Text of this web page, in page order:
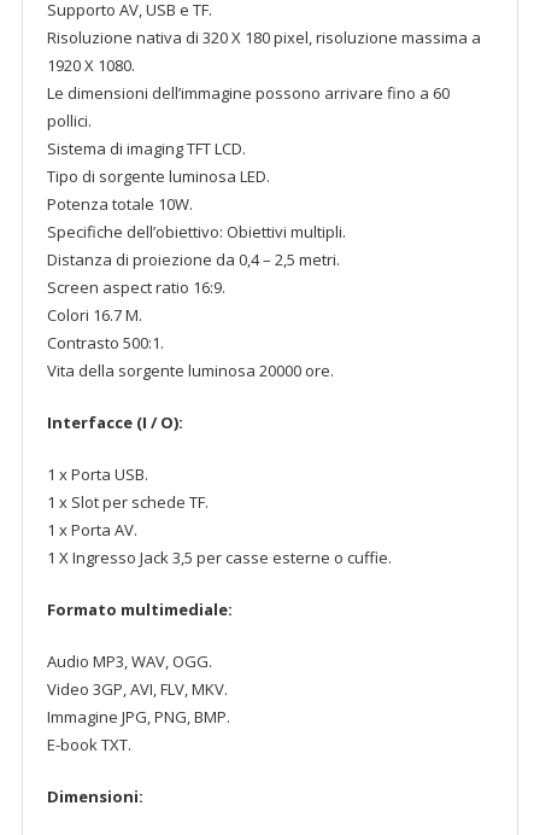
Supporto AV, USB e TF.
Risoluzione nativa di 320 X 180 pixel, risoluzione massima a
1920 X 1080.
Le dimensioni dell’immagine possono arrivare fino a 60
pollici.
Sistema di imaging TFT LCD.
Tipo di sorgente luminosa LED.
Potenza totale 10W.
Specifiche dell’obiettivo: Obiettivi multipli.
Distanza di proiezione da 0,4 – 2,5 metri.
Screen aspect ratio 16:9.
Colori 16.7 M.
Contrasto 500:1.
Vita della sorgente luminosa 20000 ore.
Interfacce (I / O):
1 x Porta USB.
1 x Slot per schede TF.
1 x Porta AV.
1 X Ingresso Jack 3,5 per casse esterne o cuffie.
Formato multimediale:
Audio MP3, WAV, OGG.
Video 3GP, AVI, FLV, MKV.
Immagine JPG, PNG, BMP.
E-book TXT.
Dimensioni: